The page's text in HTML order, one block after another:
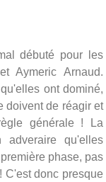
débuté pour les
Aymeric Arnaud.
ont dominé,
doivent de réagir et
générale ! La
qu'elles
phase, pas
C'est donc presque